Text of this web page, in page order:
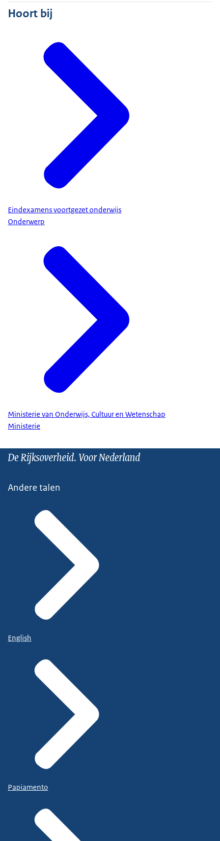
Hoort bij
Eindexamens voortgezet onderwijs
Onderwerp
Ministerie van Onderwijs, Cultuur en Wetenschap
Ministerie
De Rijksoverheid. Voor Nederland
Andere talen
English
Papiamento